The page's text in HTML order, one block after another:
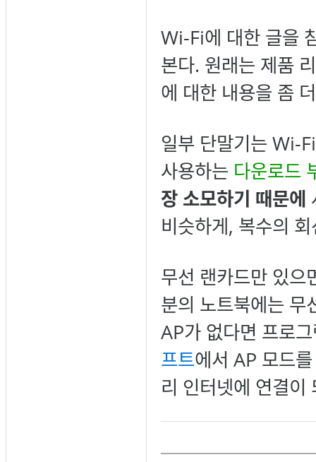
Wi-Fi에 대한 글을
본다. 원래는 제품
에 대한 내용을 좀
일부 단말기는 Wi-
사용하는 다운로드
장 소모하기 때문에
비슷하게, 복수의
무선 랜카드만 있으
분의 노트북에는 무
AP가 없다면 프로
프트에서 AP 모드
리 인터넷에 연결이